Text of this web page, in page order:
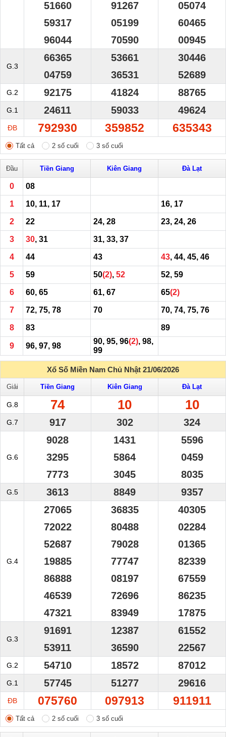
51660
59317
96044
91267
05199
70590
05074
60465
00945
G.3
66365
04759
53661
36531
30446
52689
G.2 92175 41824 88765
G.1 24611 59033 49624
ĐB 792930 359852 635343
Tất cả 2 số cuối 3 số cuối
Đầu Tiền Giang Kiên Giang Đà Lạt
0 08
1 10, 11, 17 16, 17
2 22 24, 28 23, 24, 26
3 30, 31 31, 33, 37
4 44 43 43, 44, 45, 46
5 59 50(2), 52 52, 59
6 60, 65 61, 67 65(2)
7 72, 75, 78 70 70, 74, 75, 76
8 83 89
9 96, 97, 98
90, 95, 96(2), 98,
99
Xổ Số Miền Nam Chủ Nhật 21/06/2026
Giải Tiền Giang Kiên Giang Đà Lạt
G.8 74 10 10
G.7 917 302 324
G.6
9028
3295
7773
1431
5864
3045
5596
0459
8035
G.5 3613 8849 9357
G.4
27065
72022
52687
19885
86888
46539
47321
36835
80488
79028
77747
08197
72696
83949
40305
02284
01365
82339
67559
86235
17875
G.3
91691
53911
12387
36590
61552
22567
G.2 54710 18572 87012
G.1 57745 51277 29616
ĐB 075760 097913 911911
Tất cả 2 số cuối 3 số cuối